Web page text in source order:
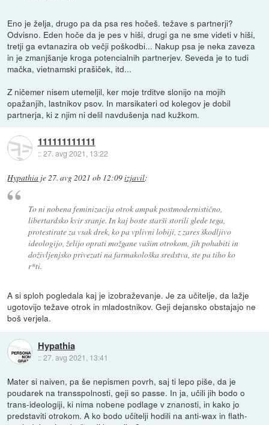
Eno je želja, drugo pa da psa res hočeš. težave s partnerji?
Odvisno. Eden hoče da je pes v hiši, drugi ga ne sme videti v hiši,
tretji ga evtanazira ob večji poškodbi... Nakup psa je neka zaveza
in je zmanjšanje kroga potencialnih partnerjev. Seveda je to tudi
mačka, vietnamski prašiček, itd...
Z ničemer nisem utemeljil, ker moje trditve slonijo na mojih
opažanjih, lastnikov psov. In marsikateri od kolegov je dobil
partnerja, ki z njim ni delil navdušenja nad kužkom.
111111111111
::27. avg 2021, 13:22
Hypathia je27. avg 2021 ob 12:09izjavil:
To ni nobena feminizacija otrok ampak postmodernistično,
libertardsko kvir sranje. In kaj boste starši storili glede tega,
protestirate za vsak drek, ko pa vplivni lobiji, z zares škodljivo
ideologijo, želijo oprati možgane vašim otrokom, jih pohabiti in
doživljenjsko privezati na farmakološka sredstva, ste pa tiho ko
r*ti.
A si sploh pogledala kaj je izobraževanje. Je za učitelje, da lažje
ugotovijo težave otrok in mladostnikov. Geji dejansko obstajajo ne
boš verjela.
Hypathia
::27. avg 2021, 13:41
Mater si naiven, pa še nepismen povrh, saj ti lepo piše, da je
poudarek na transspolnosti, geji so passe. In ja, učili jih bodo o
trans-ideologiji, ki nima nobene podlage v znanosti, in kako jo
predstaviti otrokom. A ko bodo učitelji hodili na anti-wax in flath-